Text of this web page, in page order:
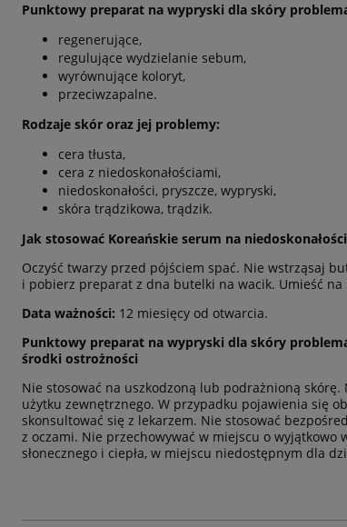
Punktowy preparat na wypryski dla skóry
regenerujące,
regulujące wydzielanie sebum,
wyrównujące koloryt,
przeciwzapalne.
Rodzaje skór oraz jej problemy:
cera tłusta,
cera z niedoskonałościami,
niedoskonałości, pryszcze, wypryski,
skóra trądzikowa, trądzik.
Jak stosować Koreańskie serum na
Oczyść twarzy przed pójściem spać. Nie wstrząsaj
i pobierz preparat z dna butelki na wacik. Umieść na
Data ważności: 12 miesięcy od otwarcia.
Punktowy preparat na wypryski dla skóry
środki ostrożności
Nie stosować na uszkodzoną lub podrażnioną
użytku zewnętrznego. W przypadku pojawienia się
skonsultować się z lekarzem. Nie stosować
z oczami. Nie przechowywać w miejscu o
słonecznego i ciepła, w miejscu niedostępnym dla